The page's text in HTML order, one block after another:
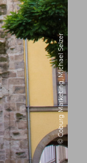
© Coburg Marketing, Michael Selzer